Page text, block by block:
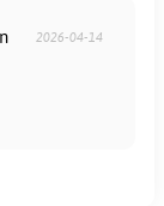
2026-04-14